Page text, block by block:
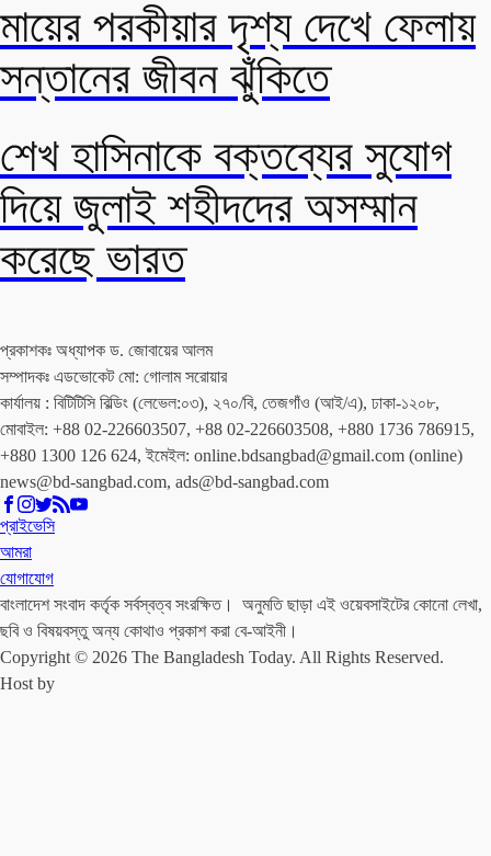
মায়ের পরকীয়ার দৃশ্য দেখে ফেলায়
সন্তানের জীবন ঝুঁকিতে
শেখ হাসিনাকে বক্তব্যের সুযোগ
দিয়ে জুলাই শহীদদের অসম্মান
করেছে ভারত
প্রকাশকঃ অধ্যাপক ড. জোবায়ের আলম
সম্পাদকঃ এডভোকেট মো: গোলাম সরোয়ার
কার্যালয় : বিটিটিসি বিল্ডিং (লেভেল:০৩), ২৭০/বি, তেজগাঁও (আই/এ), ঢাকা-১২০৮,
মোবাইল: +88 02-226603507, +88 02-226603508, +880 1736 786915,
+880 1300 126 624, ইমেইল: online.bdsangbad@gmail.com (online)
news@bd-sangbad.com, ads@bd-sangbad.com
প্রাইভেসি
আমরা
যোগাযোগ
বাংলাদেশ সংবাদ কর্তৃক সর্বস্বত্ব সংরক্ষিত। অনুমতি ছাড়া এই ওয়েবসাইটের কোনো লেখা,
ছবি ও বিষয়বস্তু অন্য কোথাও প্রকাশ করা বে-আইনী।
Copyright © 2026 The Bangladesh Today. All Rights Reserved.
Host by